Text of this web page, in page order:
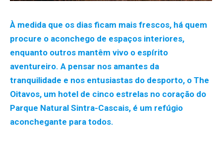
À medida que os dias ficam mais frescos, há quem
procure o aconchego de espaços interiores,
enquanto outros mantêm vivo o espírito
aventureiro. A pensar nos amantes da
tranquilidade e nos entusiastas do desporto, o The
Oitavos, um hotel de cinco estrelas no coração do
Parque Natural Sintra-Cascais, é um refúgio
aconchegante para todos.